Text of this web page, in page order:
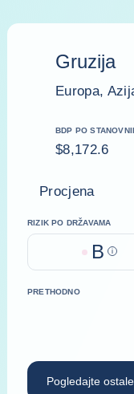
Gruzija
Europa,
BDP PO
$8,172.6
Procjena
RIZIK PO DRŽAVAMA
B Help
PRETHODNO
Pogledajte